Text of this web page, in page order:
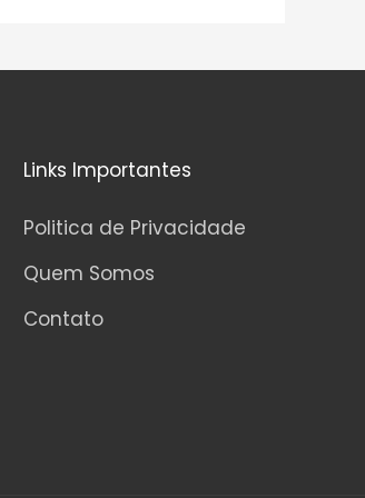
5
d
Links Importantes
Politica de Privacidade
Quem Somos
Contato